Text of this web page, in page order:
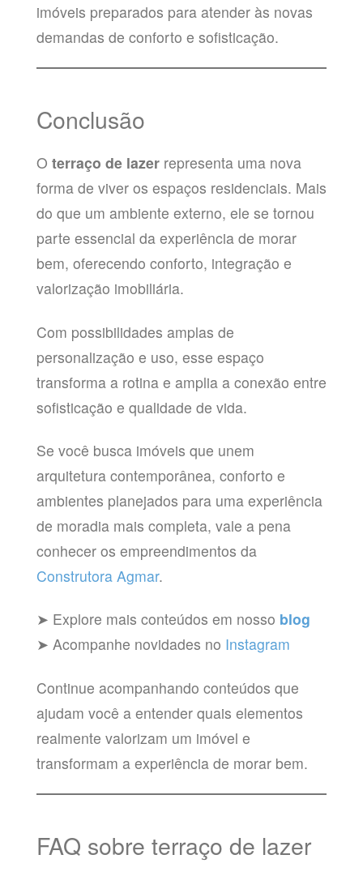
imóveis preparados para atender às novas
demandas de conforto e sofisticação.
Conclusão
O terraço de lazerrepresenta uma nova
forma de viver os espaços residenciais. Mais
do que um ambiente externo, ele se tornou
parte essencial da experiência de morar
bem, oferecendo conforto, integração e
valorização imobiliária.
Com possibilidades amplas de
personalização e uso, esse espaço
transforma a rotina e amplia a conexão entre
sofisticação e qualidade de vida.
Se você busca imóveis que unem
arquitetura contemporânea, conforto e
ambientes planejados para uma experiência
de moradia mais completa, vale a pena
conhecer os empreendimentos da
Construtora Agmar.
➤ Explore mais conteúdos em nosso blog
➤ Acompanhe novidades no Instagram
Continue acompanhando conteúdos que
ajudam você a entender quais elementos
realmente valorizam um imóvel e
transformam a experiência de morar bem.
FAQ sobre terraço de lazer